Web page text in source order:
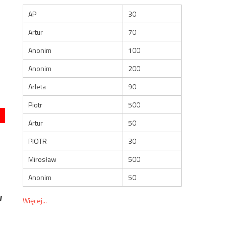
AP
30
Artur
70
Anonim
100
Anonim
200
Arleta
90
Piotr
500
Artur
50
PIOTR
30
Mirosław
500
Anonim
50
Więcej...